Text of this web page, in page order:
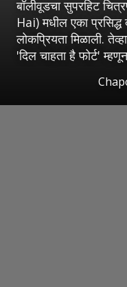
बॉलीवूडचा सुपरहिट
Hai) मधील एका
लोकप्रियता मिळाली.
'दिल चाहता है फोर्ट'